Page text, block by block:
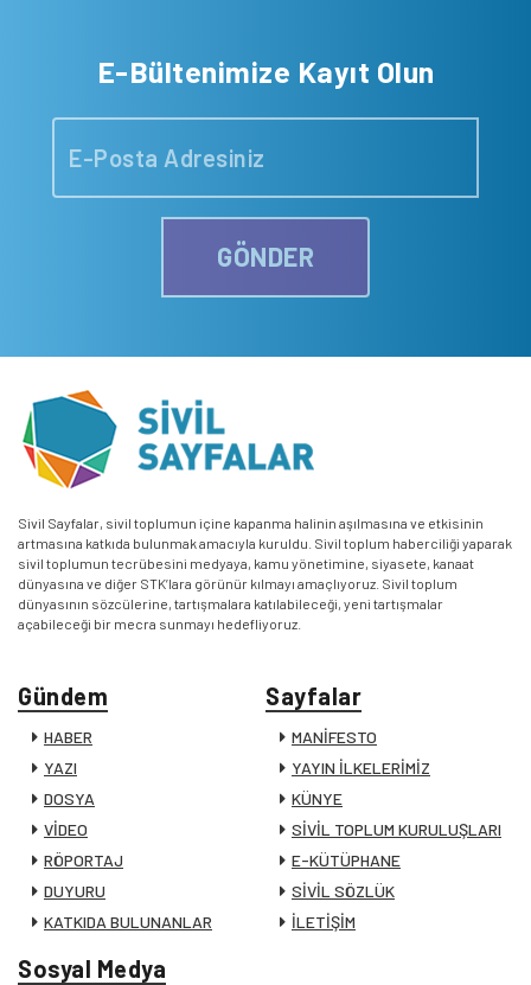
E-Bültenimize Kayıt Olun
GÖNDER
Sivil Sayfalar, sivil toplumun içine kapanma halinin aşılmasına ve etkisinin
artmasına katkıda bulunmak amacıyla kuruldu. Sivil toplum haberciliği yaparak
sivil toplumun tecrübesini medyaya, kamu yönetimine, siyasete, kanaat
dünyasına ve diğer STK’lara görünür kılmayı amaçlıyoruz. Sivil toplum
dünyasının sözcülerine, tartışmalara katılabileceği, yeni tartışmalar
açabileceği bir mecra sunmayı hedefliyoruz.
Gündem
HABER
YAZI
DOSYA
VİDEO
RÖPORTAJ
DUYURU
KATKIDA BULUNANLAR
Sayfalar
MANİFESTO
YAYIN İLKELERİMİZ
KÜNYE
SİVİL TOPLUM KURULUŞLARI
E-KÜTÜPHANE
SİVİL SÖZLÜK
İLETİŞİM
Sosyal Medya